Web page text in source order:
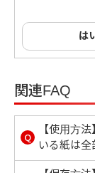
は
関連FAQ
Q
【使用方
いる紙は全